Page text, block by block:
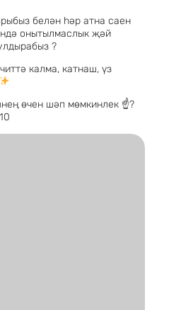
белән һәр атна саен
онытылмаслык җәй
?
калма, катнаш, үз
өчен шәп мөмкинлек ☝?